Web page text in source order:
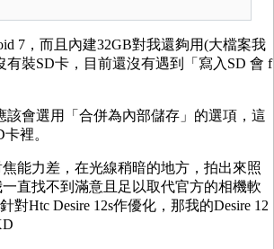
7，而且內建32GB對我還夠用(大檔案我
有裝SD卡，目前還沒有遇到「寫入SD 會 f
該會選用「合併為內部儲存」的選項，這
裡。
能力差，在光線稍暗的地方，拍出來照
直找不到滿意且足以取代官方的相機軟
對Htc Desire 12s作優化，那我的Desire 12